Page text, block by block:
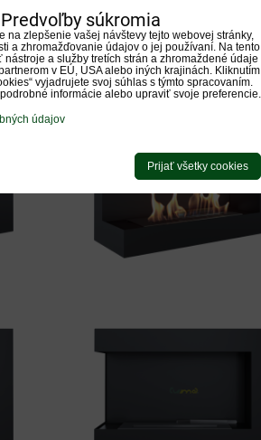
Diskusia Otázka k produktu
Predvoľby súkromia
na zlepšenie vašej návštevy tejto webovej stránky,
a zhromažďovanie údajov o jej používaní. Na tento
a služby tretích strán a zhromaždené údaje
v EÚ, USA alebo iných krajinách. Kliknutím
vyjadrujete svoj súhlas s týmto spracovaním.
informácie alebo upraviť svoje preferencie.
údajov
Prijať všetky cookies